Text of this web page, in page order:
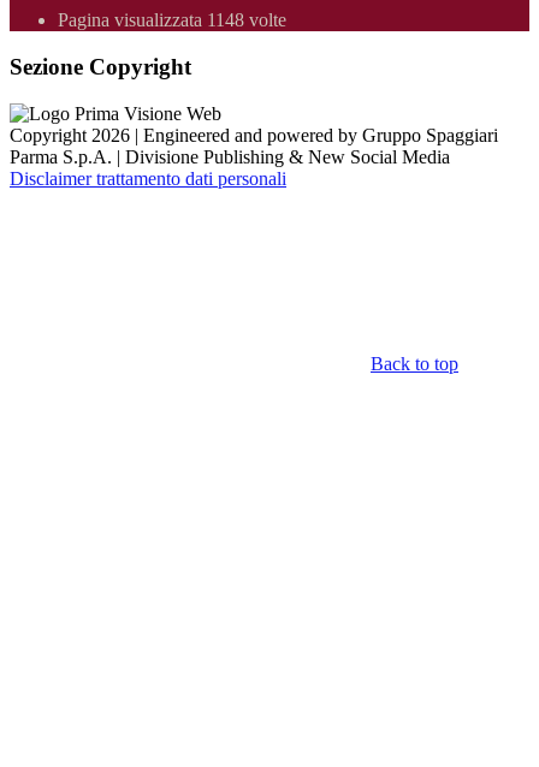
Pagina visualizzata 1148 volte
Sezione Copyright
Copyright 2026 | Engineered and powered by Gruppo Spaggiari
Parma S.p.A. | Divisione Publishing & New Social Media
Disclaimer trattamento dati personali
Back to top